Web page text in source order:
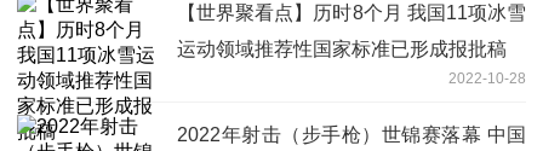
【世界聚看点】历时8个月 我国11项冰雪
运动领域推荐性国家标准已形成报批稿
2022-10-28
2022年射击（步手枪）世锦赛落幕 中国